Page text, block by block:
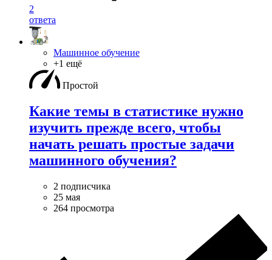
2
ответа
Машинное обучение
+1 ещё
Простой
Какие темы в статистике нужно
изучить прежде всего, чтобы
начать решать простые задачи
машинного обучения?
2 подписчика
25 мая
264 просмотра